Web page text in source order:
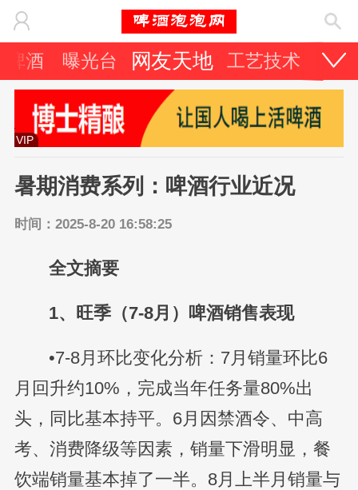
啤酒 曝光台 网友天地 工艺技术 啤
VIP
暑期消费系列：啤酒行业近况
时间：2025-8-20 16:58:25
全文摘要
1、旺季（7-8月）啤酒销售表现
•7-8月环比变化分析：7月销量环比6
月回升约10%，完成当年任务量80%出
头，同比基本持平。6月因禁酒令、中高
考、消费降级等因素，销量下滑明显，餐
饮端销量基本掉了一半。8月上半月销量与